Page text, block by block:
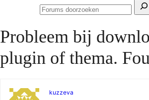
Zoeken
Probleem bij
plugin of thema.
kuzzeva